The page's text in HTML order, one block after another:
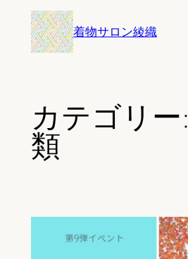
着物サロン綾織
カテゴリー:
類